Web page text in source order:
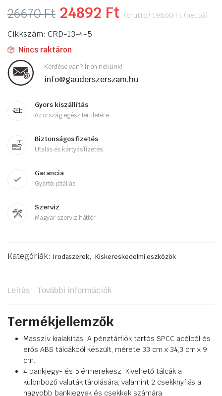
26670Ft Original
price
was:
26670 Ft.
24892 Ft Current
24892 Ft.
(bruttó) 19600 Ft (nettó)
Cikkszám: CRD-13-4-5
Nincs raktáron
Kérdése van? Írjon nekünk!
info@gauderszerszam.hu
Gyors kiszállítás
Az ország egész területére
Biztonságos fizetés
Utalás és kártyás fizetés.
Garancia
Gyártói jótállás
Szerviz
Magyar szerviz háttér
Kategóriák: Irodaszerek, Kiskereskedelmi eszközök
Leírás További információk
Termékjellemzők
Masszív kialakítás: A pénztárfiók tartós SPCC acélból és
erős ABS tálcákból készült, mérete 33 cm x 34,3 cm x 9
cm.
4 bankjegy- és 5 érmerekesz: Kivehető tálcák a
különböző valuták tárolására, valamint 2 csekknyílás a
nagyobb bankjegyek és csekkek számára.